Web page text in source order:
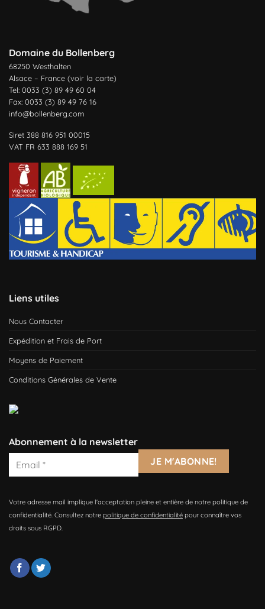
Domaine du Bollenberg
68250 Westhalten
Alsace – France (voir la carte)
Tel: 0033 (3) 89 49 60 04
Fax: 0033 (3) 89 49 76 16
info@bollenberg.com
Siret 388 816 951 00015
VAT FR 633 888 169 51
Liens utiles
Nous Contacter
Expédition et Frais de Port
Moyens de Paiement
Conditions Générales de Vente
Abonnement à la newsletter
Votre adresse mail implique l'acceptation pleine et entière de notre politique de
confidentialité. Consultez notre politique de confidentialité pour connaître vos
droits sous RGPD.